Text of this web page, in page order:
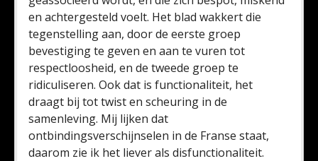
en achtergesteld voelt. Het blad wakkert die
tegenstelling aan, door de eerste groep
bevestiging te geven en aan te vuren tot
respectloosheid, en de tweede groep te
ridiculiseren. Ook dat is functionaliteit, het
draagt bij tot twist en scheuring in de
samenleving. Mij lijken dat
ontbindingsverschijnselen in de Franse staat,
daarom zie ik het liever als disfunctionaliteit.